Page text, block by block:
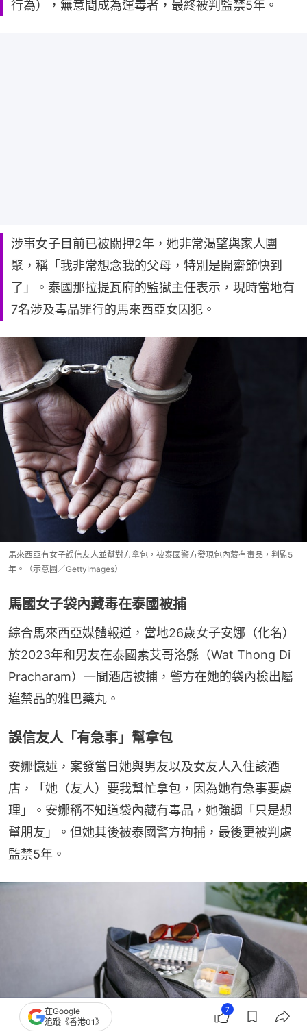
行為），無意間成為運毒者，最終被判監禁5年。
涉事女子目前已被關押2年，她非常渴望與家人團
聚，稱「我非常想念我的父母，特別是開齋節快到
了」。泰國那拉提瓦府的監獄主任表示，現時當地有
7名涉及毒品罪行的馬來西亞女囚犯。
馬來西亞有女子誤信友人並幫對方拿包，被泰國警方發現包內藏有毒品，判監5
年。（示意圖／GettyImages）
馬國女子袋內藏毒在泰國被捕
綜合馬來西亞媒體報道，當地26歲女子安娜（化名）
於2023年和男友在泰國素艾哥洛縣（Wat Thong Di
Pracharam）一間酒店被捕，警方在她的袋內檢出屬
違禁品的雅巴藥丸。
誤信友人「有急事」幫拿包
安娜憶述，案發當日她與男友以及女友人入住該酒
店，「她（友人）要我幫忙拿包，因為她有急事要處
理」。安娜稱不知道袋內藏有毒品，她強調「只是想
幫朋友」。但她其後被泰國警方拘捕，最後更被判處
監禁5年。
在Google
追蹤《香港01》
7